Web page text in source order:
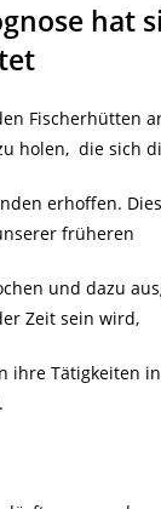
hat
Fischerhütten
holen, die sich
erhoffen.
früheren
und dazu
Zeit sein wird,
ihre Tätigkeiten